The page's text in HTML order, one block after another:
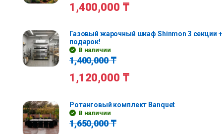
1,400,000 ₸
Газовый жарочный шкаф Shinmon 3 секции
подарок!
В наличии
1,400,000₸
1,120,000 ₸
Ротанговый комплект Banquet
В наличии
1,650,000₸